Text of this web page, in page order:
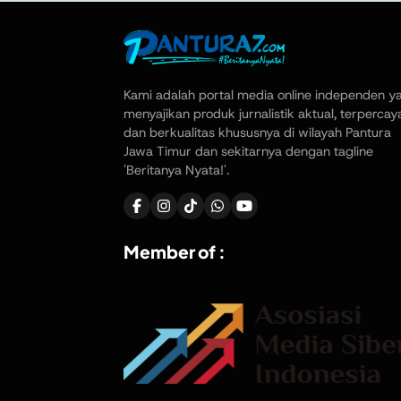
Kami adalah portal media online independen
menyajikan produk jurnalistik aktual,
dan berkualitas khususnya di wilayah Pantura
Jawa Timur dan sekitarnya dengan tagline
'Beritanya Nyata!'.
Member of :